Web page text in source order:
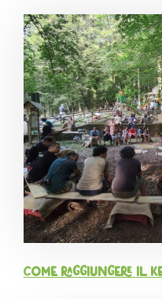
Come raggiungere il